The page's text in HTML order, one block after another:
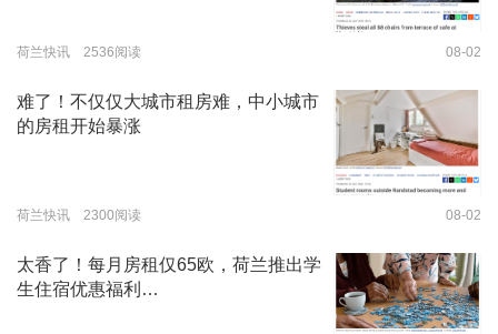
荷兰快讯 2536阅读 08-02
难了！不仅仅大城市租房难，中小城市
的房租开始暴涨
荷兰快讯 2300阅读 08-02
太香了！每月房租仅65欧，荷兰推出学
生住宿优惠福利…